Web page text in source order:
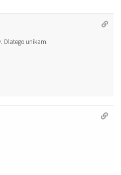
Dlatego unikam.